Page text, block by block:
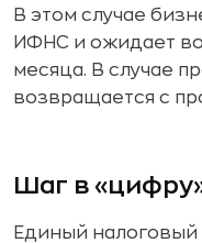
В этом случае
ИФНС и ожидает
месяца. В случае
возвращается с
Шаг в
Единый